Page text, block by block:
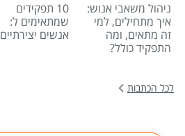
ניהול משאבי אנוש:
איך מתחילים, למי
זה מתאים, ומה
התפקיד כולל?
10 תפקידים
שמתאימים ל:
אנשים יצירתיים
לכל הכתבות